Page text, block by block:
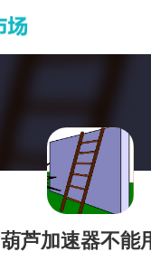
葫芦加速器不能